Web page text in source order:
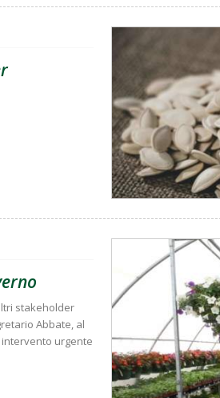
stakeholder
Abbate, al
intervento urgente